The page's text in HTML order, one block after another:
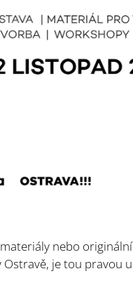
nebo
Ostravě, je tou pravou